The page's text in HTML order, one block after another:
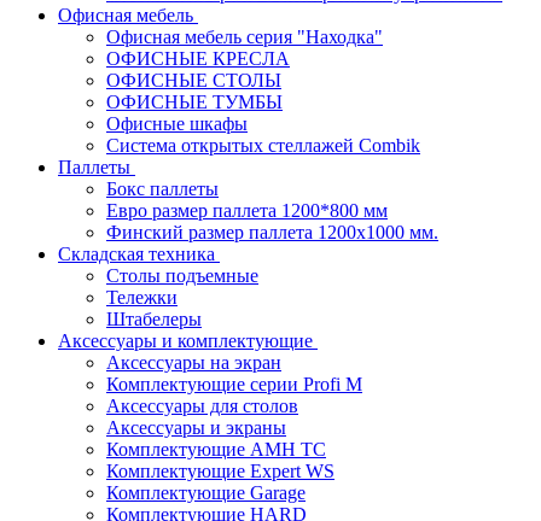
Офисная мебель
Офисная мебель серия "Находка"
ОФИСНЫЕ КРЕСЛА
ОФИСНЫЕ СТОЛЫ
ОФИСНЫЕ ТУМБЫ
Офисные шкафы
Система открытых стеллажей Combik
Паллеты
Бокс паллеты
Евро размер паллета 1200*800 мм
Финский размер паллета 1200х1000 мм.
Складская техника
Столы подъемные
Тележки
Штабелеры
Аксессуары и комплектующие
Аксессуары на экран
Комплектующие серии Profi M
Аксессуары для столов
Аксессуары и экраны
Комплектующие AMH TC
Комплектующие Expert WS
Комплектующие Garage
Комплектующие HARD